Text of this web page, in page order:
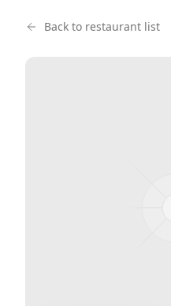
Back to restaurant list